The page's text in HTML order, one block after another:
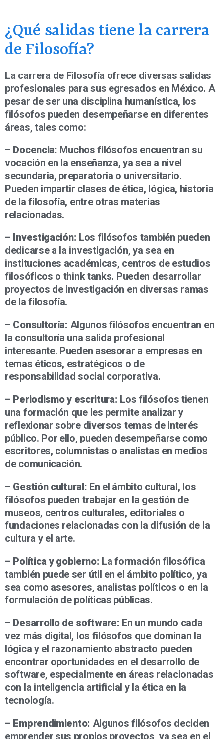
¿Qué salidas tiene la carrera
de Filosofía?
La carrera de Filosofía ofrece diversas salidas
profesionales para sus egresados en México. A
pesar de ser una disciplina humanística, los
filósofos pueden desempeñarse en diferentes
áreas, tales como:
– Docencia: Muchos filósofos encuentran su
vocación en la enseñanza, ya sea a nivel
secundaria, preparatoria o universitario.
Pueden impartir clases de ética, lógica, historia
de la filosofía, entre otras materias
relacionadas.
– Investigación: Los filósofos también pueden
dedicarse a la investigación, ya sea en
instituciones académicas, centros de estudios
filosóficos o think tanks. Pueden desarrollar
proyectos de investigación en diversas ramas
de la filosofía.
– Consultoría: Algunos filósofos encuentran en
la consultoría una salida profesional
interesante. Pueden asesorar a empresas en
temas éticos, estratégicos o de
responsabilidad social corporativa.
– Periodismo y escritura: Los filósofos tienen
una formación que les permite analizar y
reflexionar sobre diversos temas de interés
público. Por ello, pueden desempeñarse como
escritores, columnistas o analistas en medios
de comunicación.
– Gestión cultural: En el ámbito cultural, los
filósofos pueden trabajar en la gestión de
museos, centros culturales, editoriales o
fundaciones relacionadas con la difusión de la
cultura y el arte.
– Política y gobierno: La formación filosófica
también puede ser útil en el ámbito político, ya
sea como asesores, analistas políticos o en la
formulación de políticas públicas.
– Desarrollo de software: En un mundo cada
vez más digital, los filósofos que dominan la
lógica y el razonamiento abstracto pueden
encontrar oportunidades en el desarrollo de
software, especialmente en áreas relacionadas
con la inteligencia artificial y la ética en la
tecnología.
– Emprendimiento: Algunos filósofos deciden
emprender sus propios proyectos, ya sea en el